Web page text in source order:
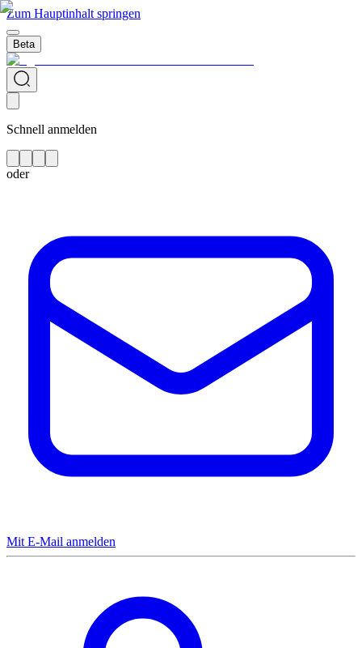
Zum Hauptinhalt springen
Beta
Schnell anmelden
oder
Mit E-Mail anmelden